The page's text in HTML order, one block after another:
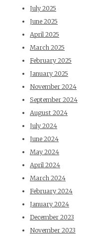
July 2025
June 2025
April 2025
March 2025
February 2025
January 2025
November 2024
September 2024
August 2024
July 2024
June 2024
May 2024
April 2024
March 2024
February 2024
January 2024
December 2023
November 2023